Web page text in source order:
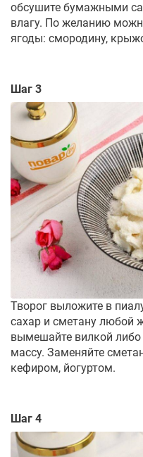
обсушите бумажными
влагу. По желанию
ягоды: смородину,
Шаг 3
Творог выложите в
сахар и сметану любой
вымешайте вилкой
массу. Заменяйте
кефиром, йогуртом.
Шаг 4